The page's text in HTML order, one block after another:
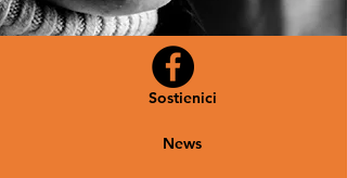
Sostienici
News